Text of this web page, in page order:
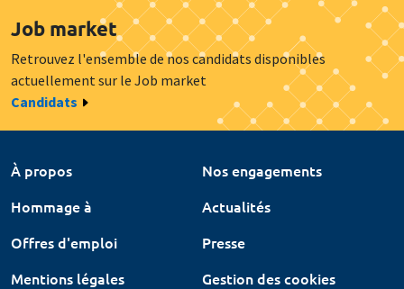
Job market
Retrouvez l'ensemble de nos candidats disponibles
actuellement sur le Job market
Candidats
À propos
Nos engagements
Hommage à
Actualités
Offres d'emploi
Presse
Mentions légales
Gestion des cookies